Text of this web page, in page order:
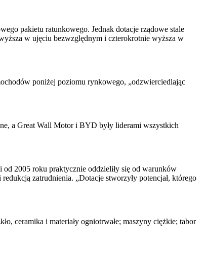
pakietu ratunkowego. Jednak dotacje rządowe stale
w ujęciu bezwzględnym i czterokrotnie wyższa w
poniżej poziomu rynkowego, „odzwierciedlając
a Great Wall Motor i BYD były liderami wszystkich
2005 roku praktycznie oddzieliły się od warunków
zatrudnienia. „Dotacje stworzyły potencjał, którego
ceramika i materiały ogniotrwałe; maszyny ciężkie; tabor